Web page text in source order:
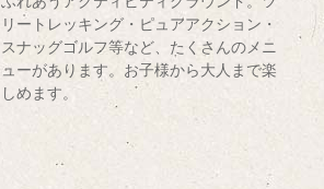
リートレッキング・ピュアアクション・
スナッグゴルフ等など、たくさんのメニ
ューがあります。お子様から大人まで楽
しめます。